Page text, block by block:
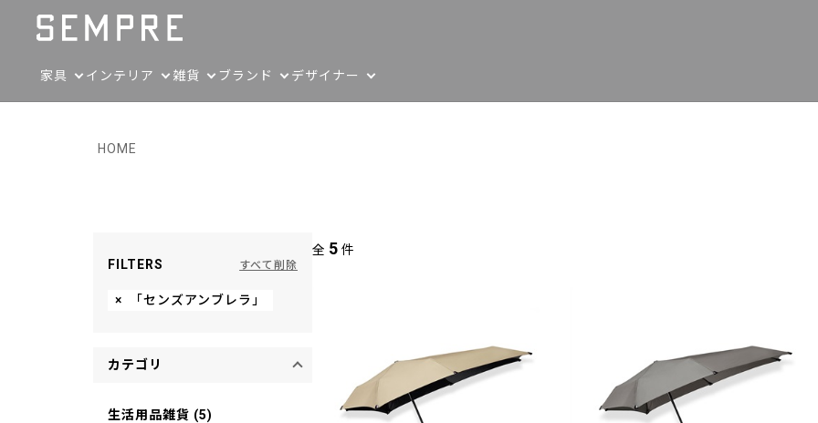
家具 インテリア 雑貨 ブランド デザイナー
HOME
FILTERS すべて削除
× 「センズアンブレラ」
カテゴリ
生活用品雑貨 (5)
全 5 件